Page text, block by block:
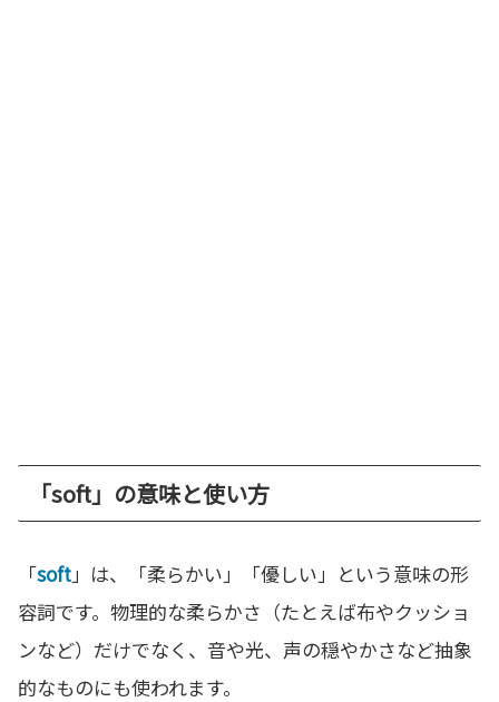
「soft」の意味と使い方
「soft」は、「柔らかい」「優しい」という意味の形
容詞です。物理的な柔らかさ（たとえば布やクッショ
ンなど）だけでなく、音や光、声の穏やかさなど抽象
的なものにも使われます。